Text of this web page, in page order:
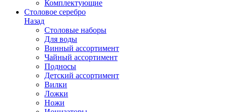
Комплектующие
Столовое серебро
Назад
Столовые наборы
Для воды
Винный ассортимент
Чайный ассортимент
Подносы
Детский ассортимент
Вилки
Ложки
Ножи